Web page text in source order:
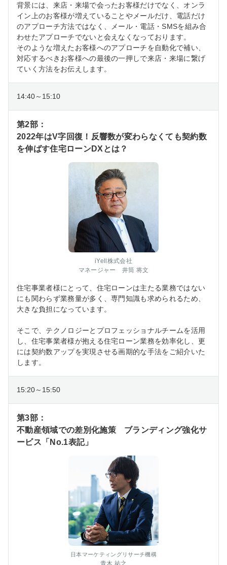
背景には、来店・来場で会ったお客様だけでなく、オンラ
イン上のお客様が増えていることやメールだけ、電話だけ
のアプローチ方法ではなく、メール・電話・SMSを組み合
わせたアプローチでないと会えなくなっております。
そのような増えたお客様へのアプローチを自動化で補い、
対応するべきお客様への最後の一押しで来店・来場に繋げ
ていく方法をお伝えします。
14:40～15:10
第2部：
2022年はV字回復！反響数が変わらなくても契約数
を伸ばす住宅ローンDXとは？
iYell株式会社
マネージャー 井筒 将文
住宅事業者様にとって、住宅ローンは主たる業務ではない
にも関わらず業務量が多く、専門知識も求められるため、
大きな負担になっています。
そこで、テクノロジーとプロフェッショナルチームを活用
し、住宅事業者様が抱える住宅ローン業務を効率化し、更
には契約数アップを実現させる画期的な手法をご紹介いた
します。
15:20～15:50
第3部：
不動産領域での差別化施策 ブランディング強化サ
ービス「No.1表記」
日本マーケティングリサーチ機構
青木 祐之